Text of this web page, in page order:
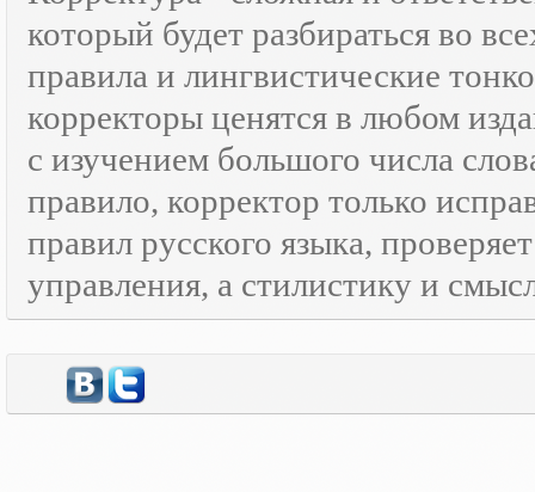
который будет разбираться во
правила и лингвистические
корректоры ценятся в любом
с изучением большого числа
правило, корректор только
правил русского языка,
управления, а стилистику и